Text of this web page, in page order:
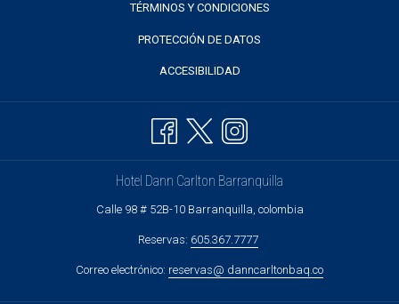
TÉRMINOS Y CONDICIONES
PROTECCIÓN DE DATOS
ACCESIBILIDAD
Hotel Dann Carlton Barranquilla
Calle 98 # 52B-10 Barranquilla, colombia
Reservas: 605.367.7777
Correo electrónico: reservas@ danncarltonbaq.co